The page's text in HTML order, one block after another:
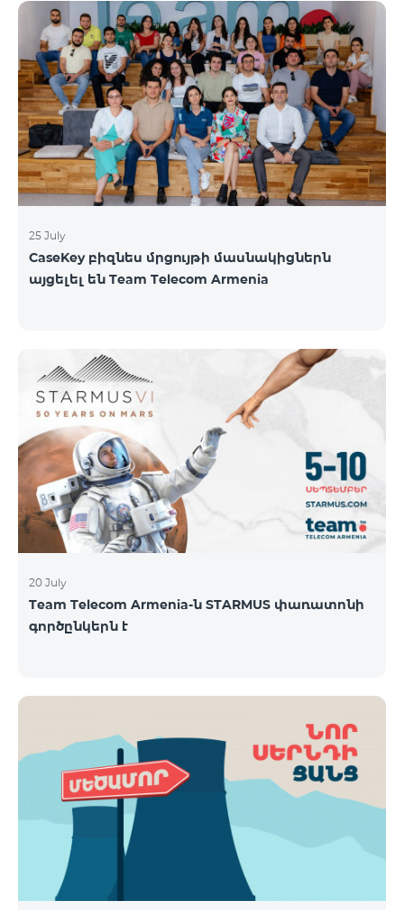
մասնակից թիմերին։ Ավելի քան 110 թիմերից 99-ը
հաղթահարել են նախնական փուլը, իսկ 34-ն
անցել են կիսաեզրափակիչ փուլ։ Ընտրությունն
իրականացվել է 48 մասնագետների կողմից,
որոնք յուրաքանչյուր հայտ ուսումնասիրել և
գնահատել են՝ ըստ EWC-ի միջազգային
գնահատման ստանդարտների։ EWC մրցույթի
ազգային կիսաեզրափակիչը կանցկացվի
օգոստոսի 1-ին և 2-ին։ Կանխատեսվում է
25 July
CaseKey բիզնես մրցույթի մասնակիցներն
այցելել են Team Telecom Armenia
20 July
Team Telecom Armenia-ն STARMUS փառատոնի
գործընկերն է